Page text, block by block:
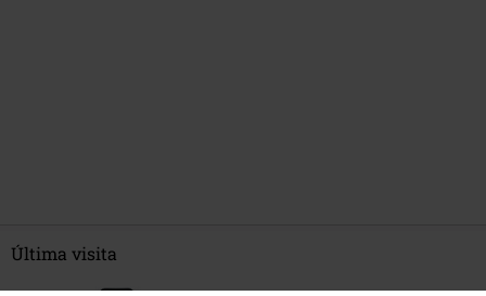
Última visita